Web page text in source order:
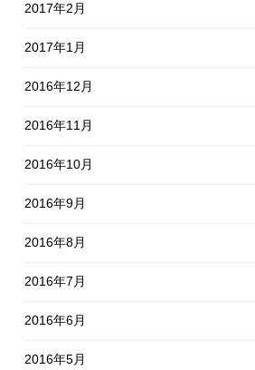
2017年2月
2017年1月
2016年12月
2016年11月
2016年10月
2016年9月
2016年8月
2016年7月
2016年6月
2016年5月